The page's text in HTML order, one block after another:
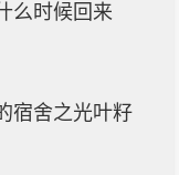
么时候回来
宿舍之光叶籽